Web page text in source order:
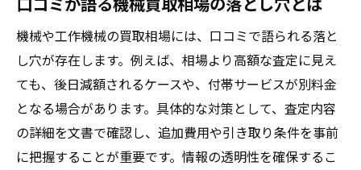
機械や工作機械の買取相場には、口コミで語られる落と
し穴が存在します。例えば、相場より高額な査定に見え
ても、後日減額されるケースや、付帯サービスが別料金
となる場合があります。具体的な対策として、査定内容
の詳細を文書で確認し、追加費用や引き取り条件を事前
に把握することが重要です。情報の透明性を確保するこ